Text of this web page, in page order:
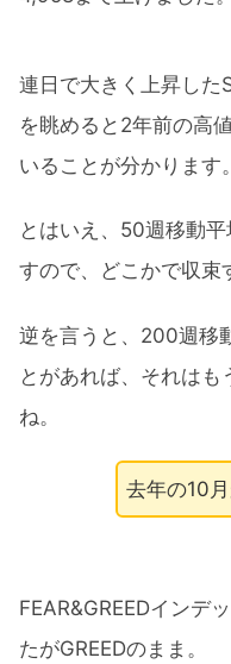
連日で大きく上昇した
を眺めると2年前の高
いることが分かります。
とはいえ、50週移動
すので、どこかで収束
逆を言うと、200週移
とがあれば、それはも
ね。
去年の10
FEAR&GREEDインデ
たがGREEDのまま。